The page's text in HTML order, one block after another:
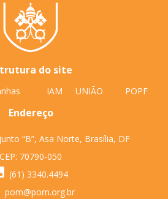
do site
IAM UNIÃO POPF
Endereço
“B”, Asa Norte, Brasília, DF
CEP: 70790-050
(61) 3340.4494
pom@pom.org.br